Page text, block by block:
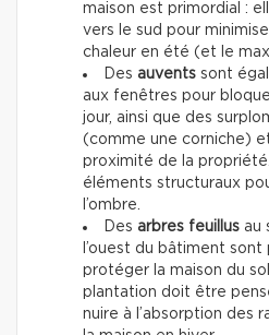
maison est primordial :
vers le sud pour
chaleur en été (et le
Des auvents sont
aux fenêtres pour
jour, ainsi que des
(comme une corniche)
proximité de la
éléments structuraux
l’ombre.
Des arbres feuillus au
l’ouest du bâtiment sont
protéger la maison du
plantation doit être
nuire à l’absorption des